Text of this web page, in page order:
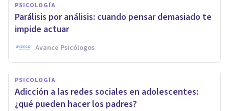
PSICOLOGÍA
Parálisis por análisis: cuando pensar demasiado te
impide actuar
Avance Psicólogos
PSICOLOGÍA
Adicción a las redes sociales en adolescentes:
¿qué pueden hacer los padres?